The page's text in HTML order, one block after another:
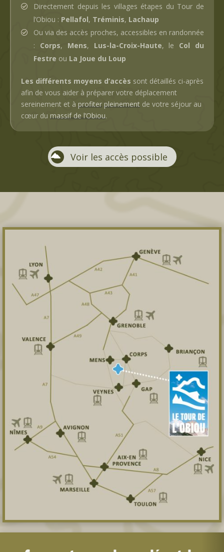
Directement depuis les villages étapes du Tour de
l’Obiou : Pellafol, Tréminis, Lachaup
Ou via des accès proches, accessibles en randonnée
: Corps, Mens, Lus-la-Croix-Haute, le Col du
Festre ou La Joue du Loup
Les différents moyens d’accès sont détaillés ci-après
afin de vous aider à préparer votre déplacement
sereinement et à profiter pleinement de votre séjour au
cœur du massif de l’Obiou.
Voir les accès possible